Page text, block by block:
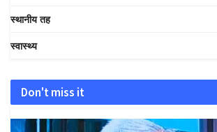
स्थानीय तह
स्वास्थ्य
Don't miss it